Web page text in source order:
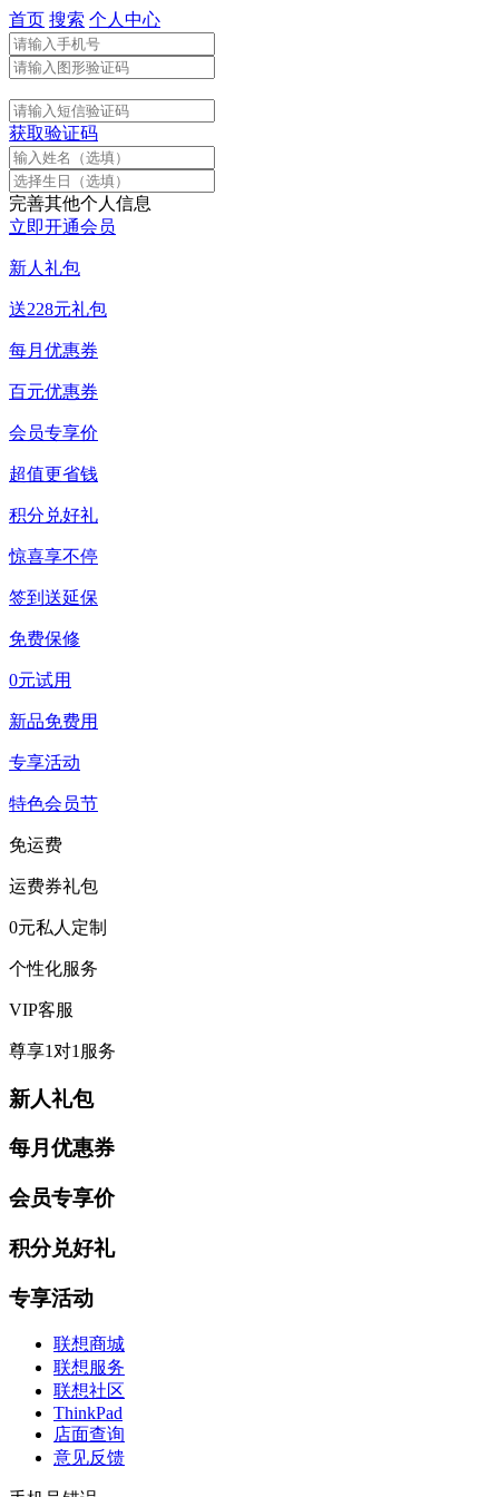
首页 搜索 个人中心
获取验证码
完善其他个人信息
立即开通会员
新人礼包
送228元礼包
每月优惠券
百元优惠券
会员专享价
超值更省钱
积分兑好礼
惊喜享不停
签到送延保
免费保修
0元试用
新品免费用
专享活动
特色会员节
免运费
运费券礼包
0元私人定制
个性化服务
VIP客服
尊享1对1服务
新人礼包
每月优惠券
会员专享价
积分兑好礼
专享活动
联想商城
联想服务
联想社区
ThinkPad
店面查询
意见反馈